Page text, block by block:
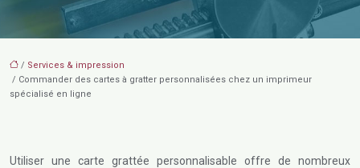
/ Services & impression
/ Commander des cartes à gratter personnalisées chez un imprimeur
spécialisé en ligne
Utiliser une carte grattée personnalisable offre de nombreux